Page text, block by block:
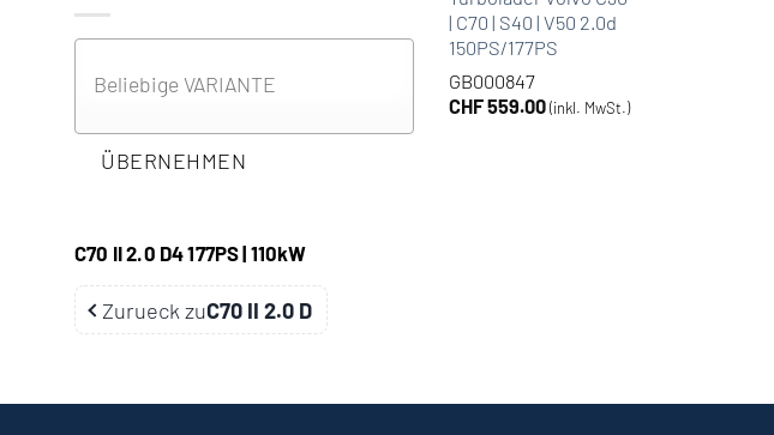
ÜBERNEHMEN
C70 II 2.0 D4 177PS | 110kW
Zurueck zuC70 II 2.0 D
| C70 | S40 | V50 2.0d
150PS/177PS
GB000847
CHF559.00 (inkl. MwSt.)